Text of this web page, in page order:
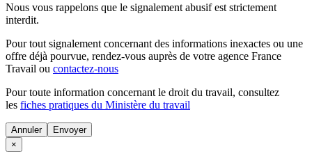
Nous vous rappelons que le signalement abusif est strictement
interdit.
Pour tout signalement concernant des informations inexactes ou une
offre déjà pourvue, rendez-vous auprès de votre agence France
Travail ou contactez-nous
Pour toute information concernant le droit du travail, consultez
les fiches pratiques du Ministère du travail
Annuler
×